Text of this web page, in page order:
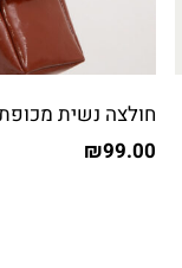
חולצה נשית
₪99.00